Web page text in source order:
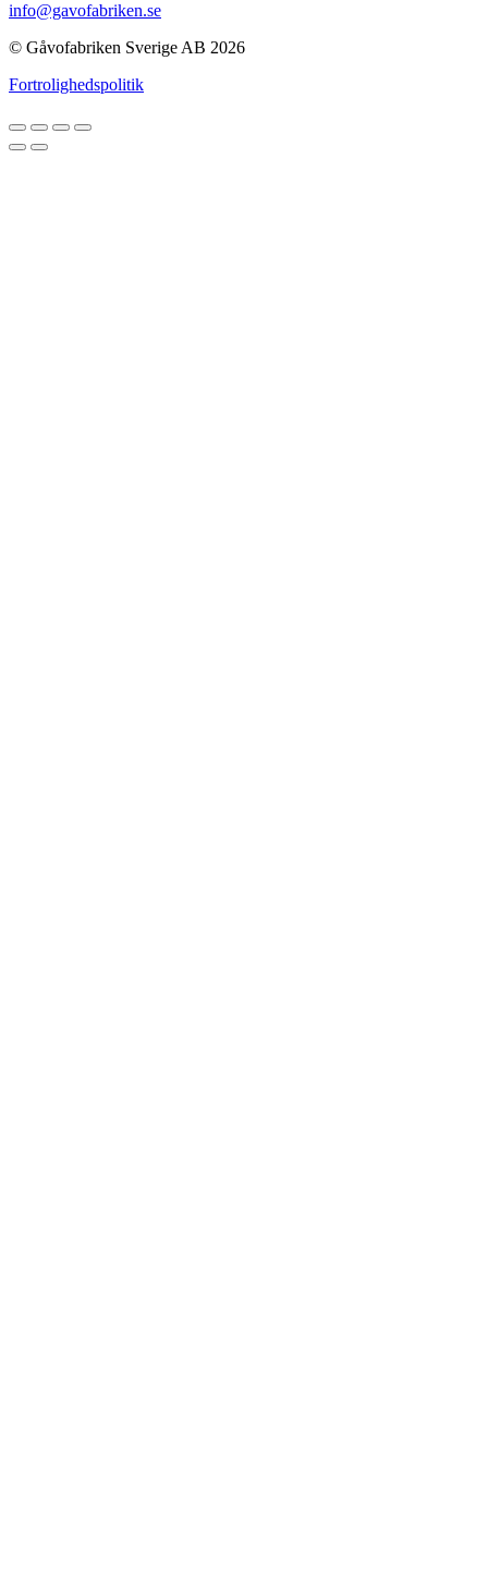
info@gavofabriken.se
© Gåvofabriken Sverige AB 2026
Fortrolighedspolitik